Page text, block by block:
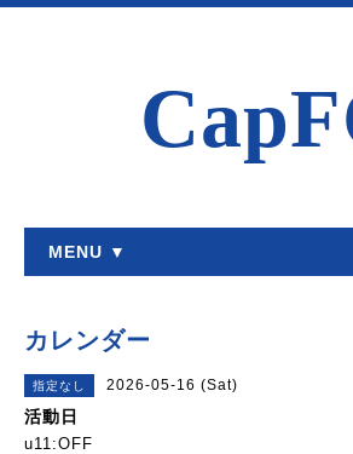
MENU ▼
カレンダー
指定なし 2026-05-16 (Sat)
活動日
u11:OFF